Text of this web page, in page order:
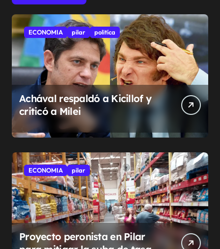
ECONOMIA pilar politíca
Achával respaldó a Kicillof y
criticó a Milei
ECONOMIA pilar
Proyecto peronista en Pilar